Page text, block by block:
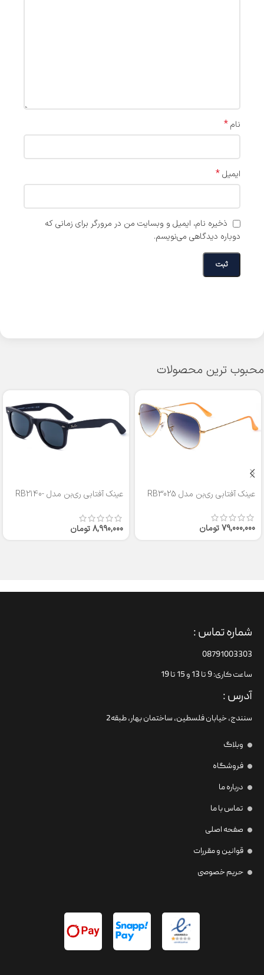
نام*
ایمیل*
ذخیره نام، ایمیل و وبسایت من در مرورگر برای زمانی که
دوباره دیدگاهی می‌نویسم.
محبوب ترین محصولات
عینک آفتابی ری‌بن مدل RB3025
79,000,000تومان
عینک آفتابی ری‌بن مدل RB2140-
8,990,000تومان
شماره تماس :
08791003303
ساعت کاری: 9 تا 13 و 15 تا 19
آدرس :
سنندج، خیابان فلسطین،‌ ساختمان بهار، طبقه2
وبلاگ
فروشگاه
درباره ما
تماس با ما
صفحه اصلی
قوانین و مقررات
حریم خصوصی